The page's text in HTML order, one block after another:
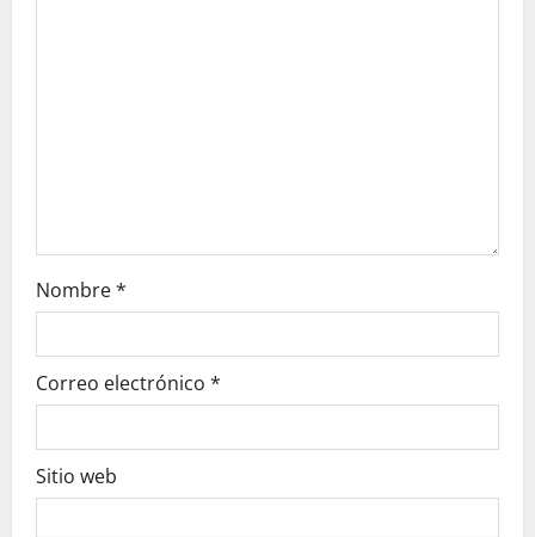
Nombre*
Correo electrónico *
Sitio web